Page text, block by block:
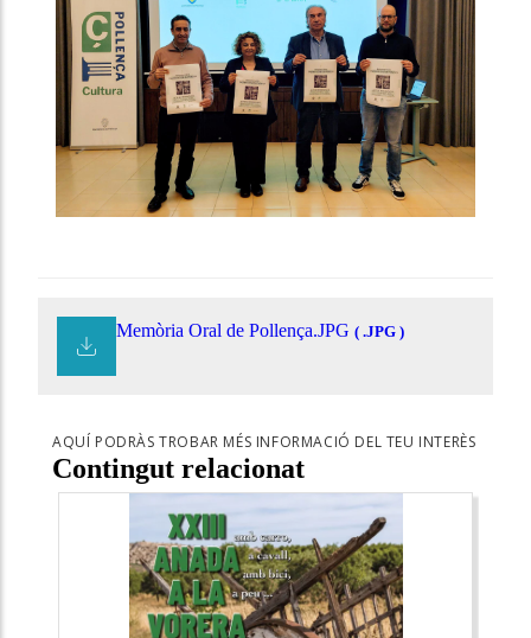
Memòria Oral de Pollença.JPG ( .JPG )
AQUÍ PODRÀS TROBAR MÉS INFORMACIÓ DEL TEU INTERÈS
Contingut relacionat